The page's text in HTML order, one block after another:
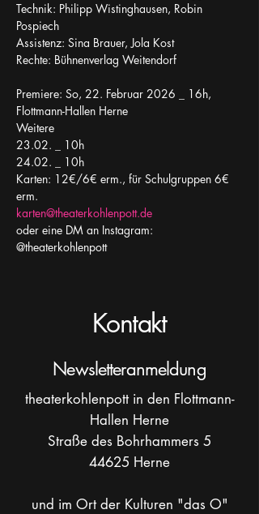
Technik: Philipp Wistinghausen, Robin
Pospiech
Assistenz: Sina Brauer, Jola Kost
Rechte: Bühnenverlag Weitendorf
Premiere: So, 22. Februar 2026 _ 16h,
Flottmann-Hallen Herne
Weitere
23.02. _ 10h
24.02. _ 10h
Karten: 12€/6€ erm., für Schulgruppen 6€
erm.
karten@theaterkohlenpott.de
oder eine DM an Instagram:
@theaterkohlenpott
Kontakt
Newsletteranmeldung
theaterkohlenpott in den Flottmann-
Hallen Herne
Straße des Bohrhammers 5
44625 Herne
und im Ort der Kulturen "das O"